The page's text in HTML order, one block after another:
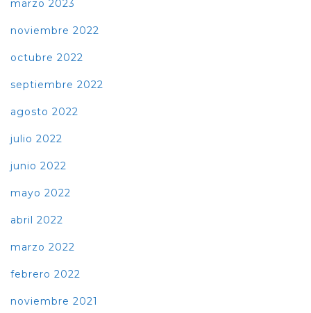
marzo 2023
noviembre 2022
octubre 2022
septiembre 2022
agosto 2022
julio 2022
junio 2022
mayo 2022
abril 2022
marzo 2022
febrero 2022
noviembre 2021